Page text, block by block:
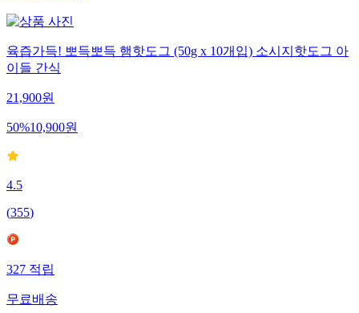
육즙가득! 뽀득뽀득 햄핫도그 (50g x 10개입) 소시지핫도그 아
이들 간식
21,900원
50%10,900원
4.5
(355)
327 적립
무료배송